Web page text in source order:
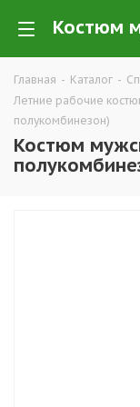
Главная - Каталог -
Летние рабочие
полукомбинезон)
Костюм